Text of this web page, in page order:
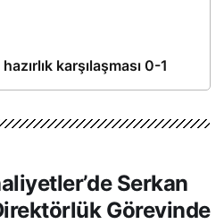
karşılaşması 0-1
Serkan
Görevinde